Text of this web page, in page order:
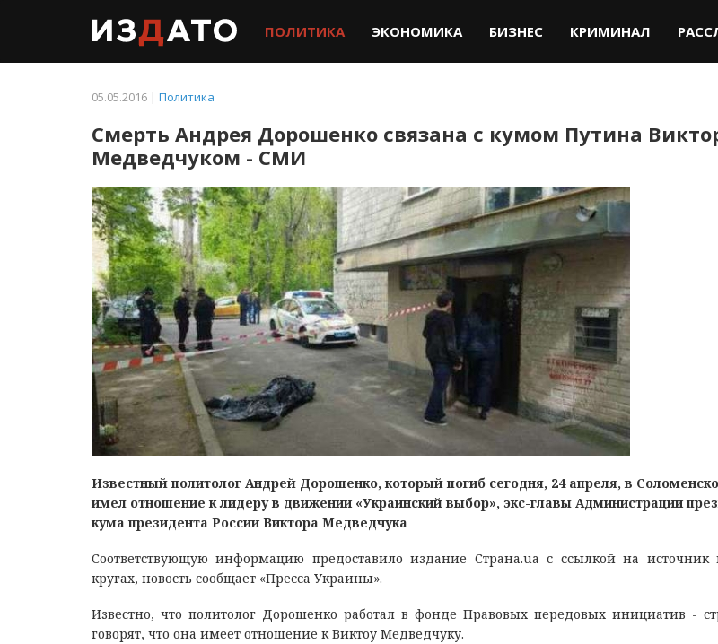
ПОЛИТИКА ЭКОНОМИКА БИЗНЕС КРИМИНАЛ
05.05.2016 | Политика
Смерть Андрея Дорошенко связана с кумом Путина
Медведчуком - СМИ
Известный политолог Андрей Дорошенко, который погиб сегодня, 24 апреля, в
имел отношение к лидеру в движении «Украинский выбор», экс-главы Администрации
кума президента России Виктора Медведчука
Соответствующую информацию предоставило издание Страна.ua с ссылкой на источник
кругах, новость сообщает «Пресса Украины».
Известно, что политолог Дорошенко работал в фонде Правовых передовых инициатив -
говорят, что она имеет отношение к Виктоу Медведчуку.